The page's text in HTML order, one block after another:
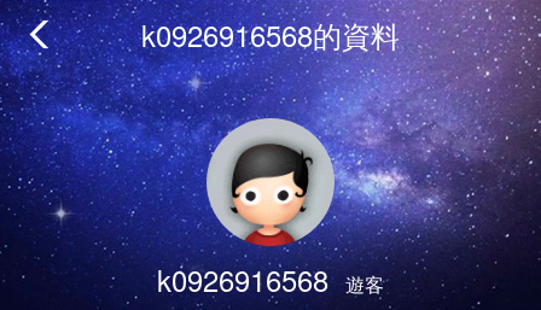
k0926916568的資料
k0926916568 遊客